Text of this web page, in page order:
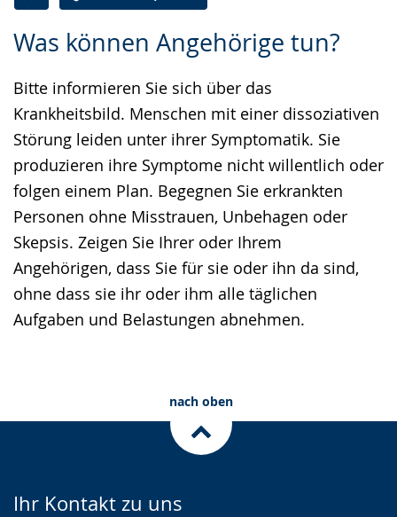
Was können Angehörige tun?
Bitte informieren Sie sich über das
Krankheitsbild. Menschen mit einer dissoziativen
Störung leiden unter ihrer Symptomatik. Sie
produzieren ihre Symptome nicht willentlich oder
folgen einem Plan. Begegnen Sie erkrankten
Personen ohne Misstrauen, Unbehagen oder
Skepsis. Zeigen Sie Ihrer oder Ihrem
Angehörigen, dass Sie für sie oder ihn da sind,
ohne dass sie ihr oder ihm alle täglichen
Aufgaben und Belastungen abnehmen.
Leichten
wechseln.
Audio-
Video
Deutscher
Gebärdensprache
wird
angezeigt.
nach oben
Ihr Kontakt zu uns